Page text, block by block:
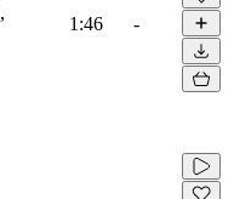
1:46 -